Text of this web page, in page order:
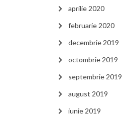
aprilie 2020
februarie 2020
decembrie 2019
octombrie 2019
septembrie 2019
august 2019
iunie 2019